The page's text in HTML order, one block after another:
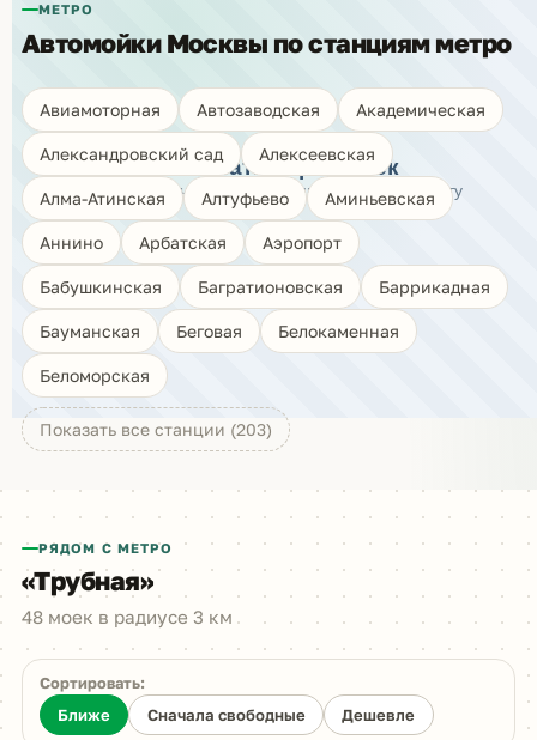
🗺️
Показать карту моек
Нажмите, чтобы открыть интерактивную карту
МЕТРО
Автомойки Москвы по станциям метро
Авиамоторная Автозаводская Академическая
Александровский сад Алексеевская
Алма-Атинская Алтуфьево Аминьевская
Аннино Арбатская Аэропорт
Бабушкинская Багратионовская Баррикадная
Бауманская Беговая Белокаменная
Беломорская
Показать все станции (203)
РЯДОМ С МЕТРО
«Трубная»
48 моек в радиусе 3 км
Сортировать:
Ближе
Сначала свободные Дешевле